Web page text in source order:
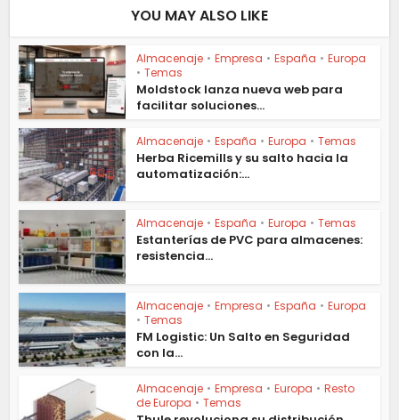
YOU MAY ALSO LIKE
Almacenaje • Empresa • España • Europa
• Temas
Moldstock lanza nueva web para
facilitar soluciones...
Almacenaje • España • Europa • Temas
Herba Ricemills y su salto hacia la
automatización:...
Almacenaje • España • Europa • Temas
Estanterías de PVC para almacenes:
resistencia...
Almacenaje • Empresa • España • Europa
• Temas
FM Logistic: Un Salto en Seguridad
con la...
Almacenaje • Empresa • Europa • Resto
de Europa • Temas